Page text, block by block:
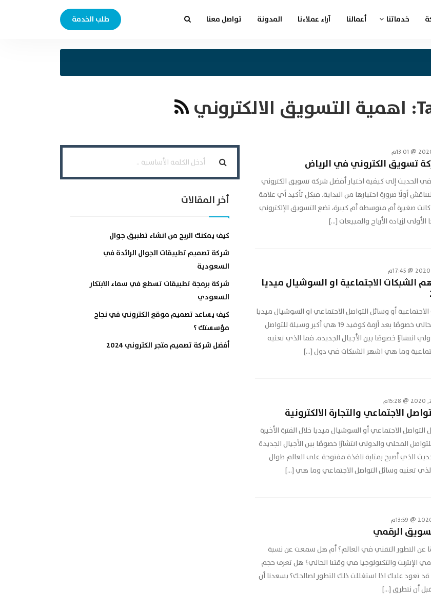
خدماتنا أعمالنا آراء عملاءنا المدونة تواصل معنا طلب الخدمة
اهمية التسويق الالكتروني
تسويق الكتروني في الرياض
الحديث إلى كيفية اختيار أفضل شركة تسويق الكتروني
أولًا ضرورة اختيارها من البداية. فبكل تأكيد أي علامة
صغيرة أم متوسطة أم كبيرة، تضع التسويق الإلكتروني
لزيادة الأرباح والمبيعات […]
الشبكات الاجتماعية او السوشيال ميديا
أو وسائل التواصل الاجتماعي او السوشيال ميديا
في العصر الحالي خصوصًا بعد أزمة كوفيد 19 هي أكبر وسيلة للتواصل
انتشارًا خصوصًا بين الأجيال الجديدة. فما الذي تعنيه
وما هي اشهر الشبكات في دول […]
الاجتماعي والتجارة الالكترونية
الاجتماعي أو السوشيال ميديا خلال الفترة الأخيرة
المحلي والدولي انتشارًا خصوصًا بين الأجيال الجديدة
الذي أصبح بمثابة نافذة مفتوحة على العالم طوال
تعنيه وسائل التواصل الاجتماعي وما هي […]
الرقمي
عن التطور التقني في العالم؟ أم هل سمعت عن نسبة
الإنترنت والتكنولوجيا في وقتنا الحالي؟ هل تعرف حجم
قد تعود عليك اذا استغللت ذلك التطور لصالحك؟ يسعدنا أن
أن نتطرق […]
أخر المقالات
كيف يمكنك الربح من انشاء تطبيق جوال
شركة تصميم تطبيقات الجوال الرائدة في
السعودية
شركة برمجة تطبيقات تسطع في سماء الابتكار
السعودي
كيف يساعد تصميم موقع الكتروني في نجاح
مؤسستك ؟
أفضل شركة تصميم متجر الكتروني 2024